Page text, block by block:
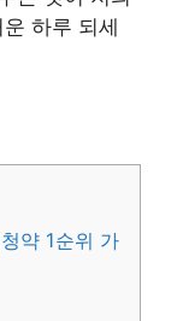
하루 되세
약 1순위 가